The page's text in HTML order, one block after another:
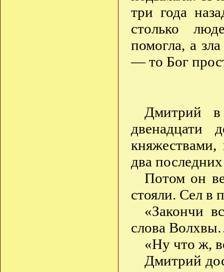
три года
столько
помогла, а
— то Бог
Дмитрий
двенадцати
два
Потом он
стояли. Сел в
«Закончи
слова
«Ну что ж,
Дмитрий